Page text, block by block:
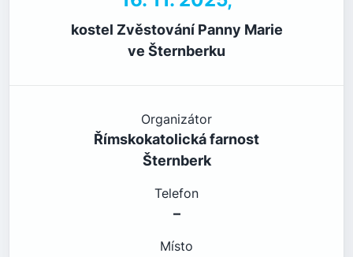
kostel Zvěstování Panny Marie
ve Šternberku
Organizátor
Římskokatolická farnost
Šternberk
Telefon
–
Místo